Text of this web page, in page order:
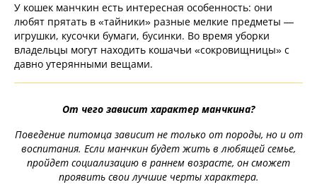
У кошек манчкин есть интересная особенность: они
любят прятать в «тайники» разные мелкие предметы —
игрушки, кусочки бумаги, бусинки. Во время уборки
владельцы могут находить кошачьи «сокровищницы» с
давно утерянными вещами.
От чего зависит характер манчкина?
Поведение питомца зависит не только от породы, но и от
воспитания. Если манчкин будет жить в любящей семье,
пройдет социализацию в раннем возрасте, он сможет
проявить свои лучшие черты характера.